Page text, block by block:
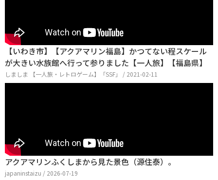
【いわき市】【アクアマリン福島】かつてない程スケール
が大きい水族館へ行って参りました【一人旅】【福島県】
しましま 【一人旅・レトロゲーム】「SSF」 / 2021-02-11
アクアマリンふくしまから見た景色（源住泰）。
japaninstaizu / 2026-07-19